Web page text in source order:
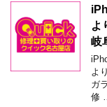
よ
岐
よ
ガ
修 …